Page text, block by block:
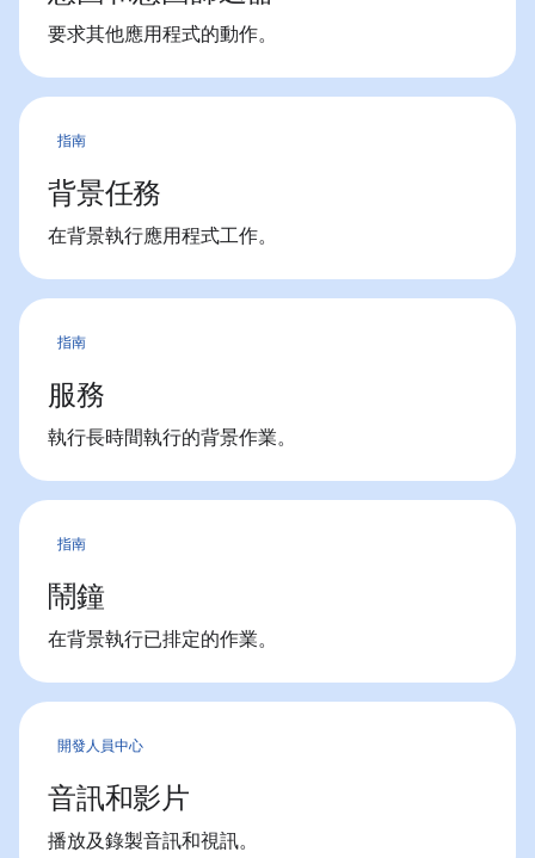
要求其他應用程式的動作。
指南
背景任務
在背景執行應用程式工作。
指南
服務
執行長時間執行的背景作業。
指南
鬧鐘
在背景執行已排定的作業。
開發人員中心
音訊和影片
播放及錄製音訊和視訊。